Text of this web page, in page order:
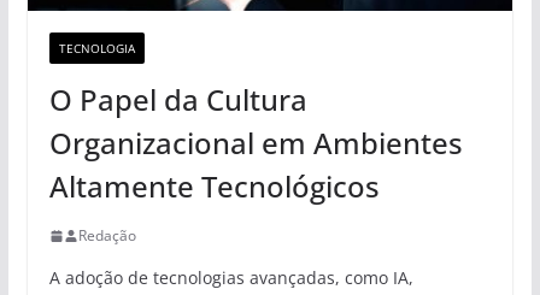
TECNOLOGIA
O Papel da Cultura
Organizacional em Ambientes
Altamente Tecnológicos
Redação
A adoção de tecnologias avançadas, como IA,